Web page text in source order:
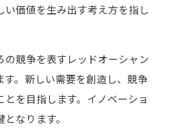
い価値を生み出す考え方を指し
の競争を表すレッドオーシャン
す。新しい需要を創造し、競争
とを目指します。イノベーショ
なります。